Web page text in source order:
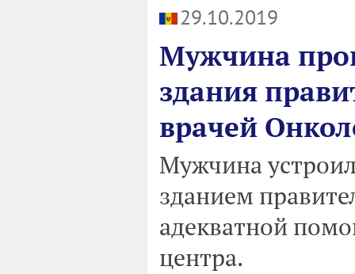
29.10.2019
Мужчина
здания
врачей
Мужчина
зданием
адекватной
центра.